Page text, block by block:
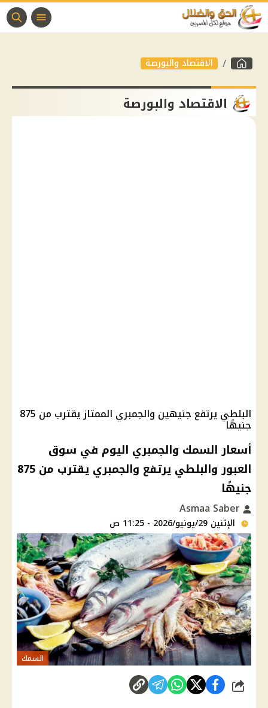
الاقتصاد والبورصة
الاقتصاد والبورصة
البلطي يرتفع جنيهين والجمبري الممتاز يقترب من 875
جنيهًا
أسعار السمك والجمبري اليوم في سوق
العبور والبلطي يرتفع والجمبري يقترب من 875
جنيهًا
الإثنين 29/يونيو/2026 - 11:25 ص
السمك
شارك